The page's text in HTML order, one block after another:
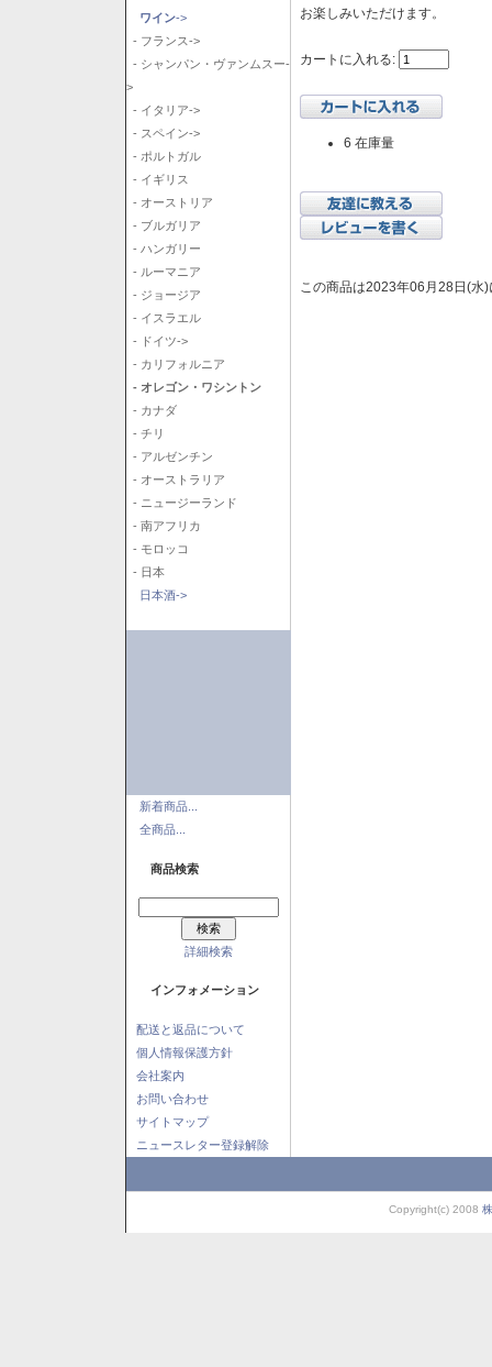
ワイン->
- フランス->
- シャンパン・ヴァンムスー-
>
- イタリア->
- スペイン->
- ポルトガル
- イギリス
- オーストリア
- ブルガリア
- ハンガリー
- ルーマニア
- ジョージア
- イスラエル
- ドイツ->
- カリフォルニア
- オレゴン・ワシントン
- カナダ
- チリ
- アルゼンチン
- オーストラリア
- ニュージーランド
- 南アフリカ
- モロッコ
- 日本
日本酒->
新着商品...
全商品...
商品検索
詳細検索
インフォメーション
配送と返品について
個人情報保護方針
会社案内
お問い合わせ
サイトマップ
ニュースレター登録解除
お楽しみいただけます。
カートに入れる:
6 在庫量
この商品は2023年06月28日(水
Copyright(c) 2008